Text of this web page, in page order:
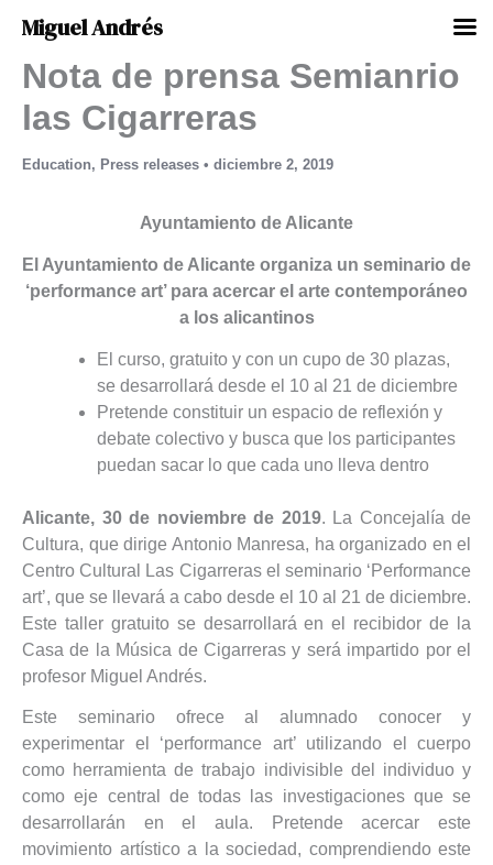
contenido
Nota de prensa Semianrio
las Cigarreras
Education, Press releases • diciembre 2, 2019
Ayuntamiento de Alicante
El Ayuntamiento de Alicante organiza un seminario de
‘performance art’ para acercar el arte contemporáneo
a los alicantinos
El curso, gratuito y con un cupo de 30 plazas,
se desarrollará desde el 10 al 21 de diciembre
Pretende constituir un espacio de reflexión y
debate colectivo y busca que los participantes
puedan sacar lo que cada uno lleva dentro
Alicante, 30 de noviembre de 2019. La Concejalía de
Cultura, que dirige Antonio Manresa, ha organizado en el
Centro Cultural Las Cigarreras el seminario ‘Performance
art’, que se llevará a cabo desde el 10 al 21 de diciembre.
Este taller gratuito se desarrollará en el recibidor de la
Casa de la Música de Cigarreras y será impartido por el
profesor Miguel Andrés.
Este seminario ofrece al alumnado conocer y
experimentar el ‘performance art’ utilizando el cuerpo
como herramienta de trabajo indivisible del individuo y
como eje central de todas las investigaciones que se
desarrollarán en el aula. Pretende acercar este
movimiento artístico a la sociedad, comprendiendo este
Miguel Andrés